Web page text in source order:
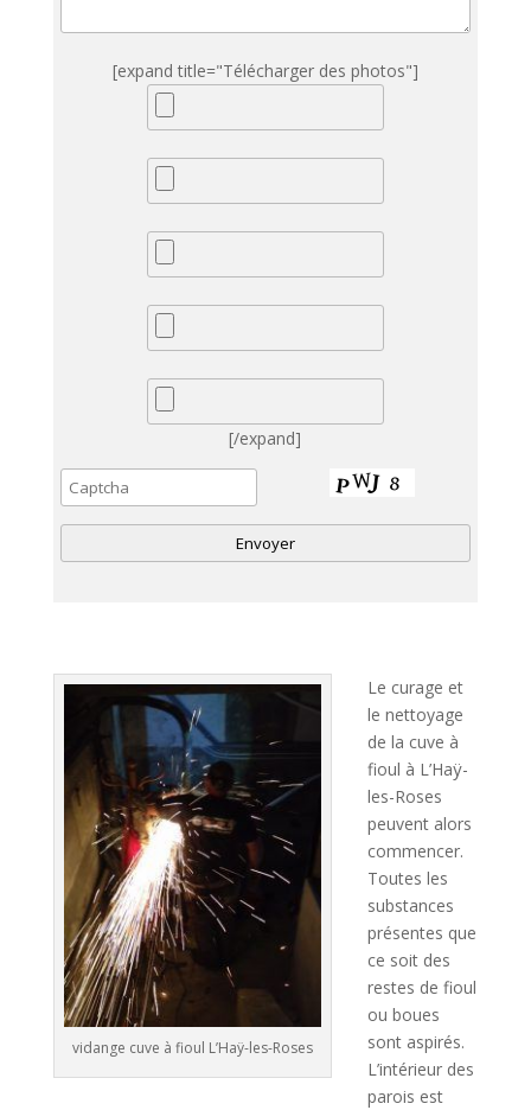
[expand title="Télécharger des photos"]
[/expand]
t
vidange cuve à fioul L’Haÿ-les-Roses
Le curage et
le nettoyage
de la cuve à
fioul à L’Haÿ-
les-Roses
peuvent alors
commencer.
Toutes les
substances
présentes que
ce soit des
restes de fioul
ou boues
sont aspirés.
L’intérieur des
parois est